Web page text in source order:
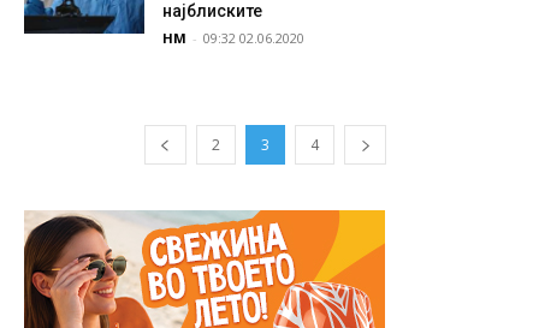
најблиските
НМ - 09:32 02.06.2020
2 3 4